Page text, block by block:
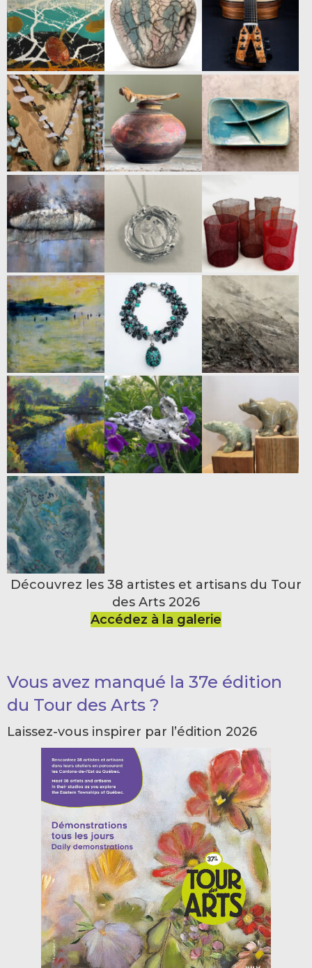
Découvrez les 38 artistes et artisans du Tour
des Arts 2026
Accédez à la galerie
Vous avez manqué la 37e édition
du Tour des Arts ?
Laissez-vous inspirer par l’édition 2026